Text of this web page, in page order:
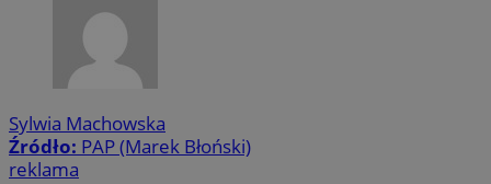
Sylwia Machowska
Źródło: PAP (Marek Błoński)
reklama